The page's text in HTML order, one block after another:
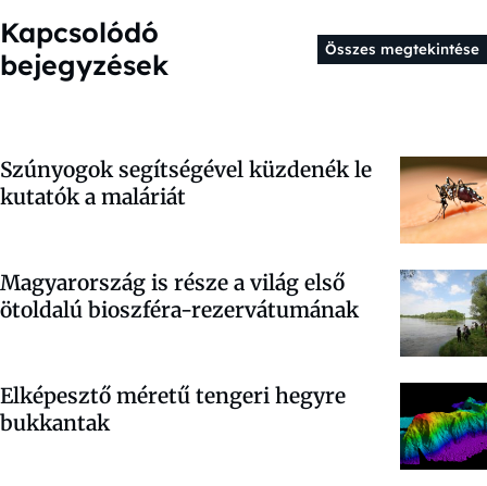
Kapcsolódó
bejegyzések
Összes megtekintése
Szúnyogok segítségével küzdenék le
kutatók a maláriát
Magyarország is része a világ első
ötoldalú bioszféra-rezervátumának
Elképesztő méretű tengeri hegyre
bukkantak